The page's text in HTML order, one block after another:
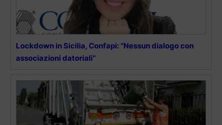
Lockdown in Sicilia, Confapi: “Nessun dialogo con
associazioni datoriali”